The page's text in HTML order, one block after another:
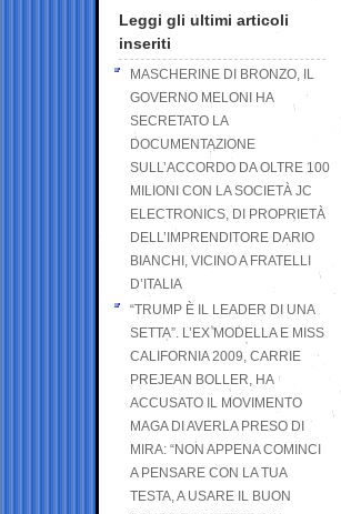
Leggi gli ultimi articoli
inseriti
MASCHERINE DI BRONZO, IL
GOVERNO MELONI HA
SECRETATO LA
DOCUMENTAZIONE
SULL’ACCORDO DA OLTRE 100
MILIONI CON LA SOCIETÀ JC
ELECTRONICS, DI PROPRIETÀ
DELL’IMPRENDITORE DARIO
BIANCHI, VICINO A FRATELLI
D’ITALIA
“TRUMP È IL LEADER DI UNA
SETTA”. L’EX MODELLA E MISS
CALIFORNIA 2009, CARRIE
PREJEAN BOLLER, HA
ACCUSATO IL MOVIMENTO
MAGA DI AVERLA PRESO DI
MIRA: “NON APPENA COMINCI
A PENSARE CON LA TUA
TESTA, A USARE IL BUON